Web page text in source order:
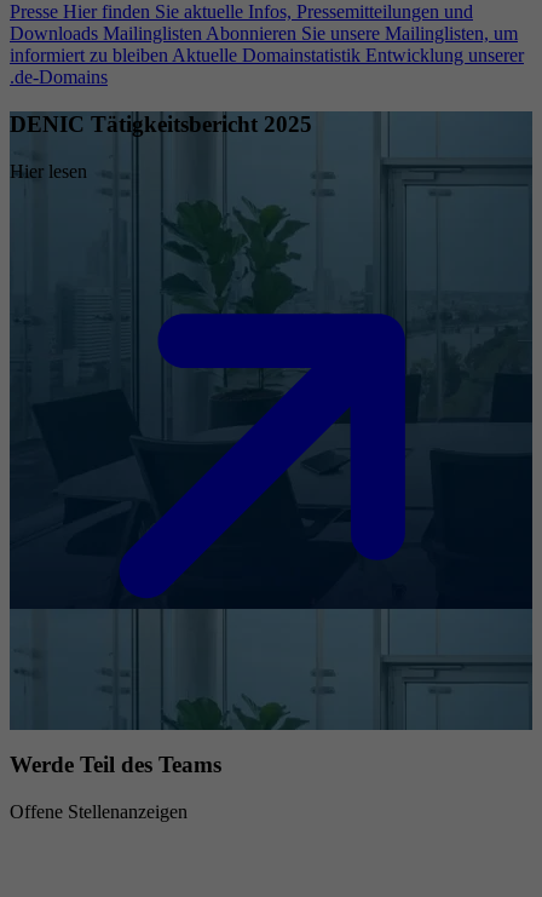
Presse Hier finden Sie aktuelle Infos, Pressemitteilungen und
Downloads Mailinglisten Abonnieren Sie unsere Mailinglisten, um
informiert zu bleiben Aktuelle Domainstatistik Entwicklung unserer
.de-Domains
DENIC Tätigkeitsbericht 2025
Hier lesen
Werde Teil des Teams
Offene Stellenanzeigen